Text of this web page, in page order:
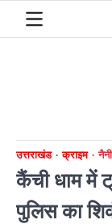
उत्तराखंड क्राइम
कैंची धाम में
पुलिस का